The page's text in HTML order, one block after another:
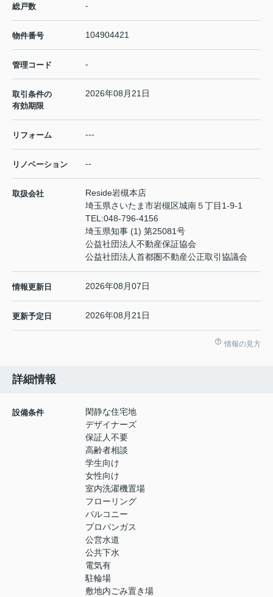
総戸数 -
物件番号 104904421
管理コード -
取引条件の
有効期限
2026年08月21日
リフォーム ---
リノベーション --
取扱会社
Reside岩槻本店
埼玉県さいたま市岩槻区城南５丁目1-9-1
TEL:048-796-4156
埼玉県知事 (1) 第25081号
公益社団法人不動産保証協会
公益社団法人首都圏不動産公正取引協議会
情報更新日 2026年08月07日
更新予定日 2026年08月21日
情報の見方
詳細情報
設備条件
閑静な住宅地
デザイナーズ
保証人不要
高齢者相談
学生向け
女性向け
室内洗濯機置場
フローリング
バルコニー
プロパンガス
公営水道
公共下水
電気有
駐輪場
敷地内ごみ置き場